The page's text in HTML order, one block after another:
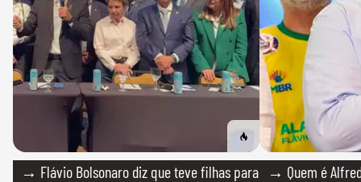
→ Flávio Bolsonaro diz que teve filhas para
→ Quem é